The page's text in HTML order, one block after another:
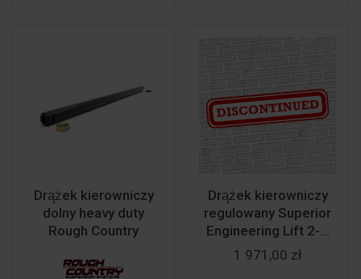
Drążek kierowniczy
dolny heavy duty
Rough Country
Drążek kierowniczy
regulowany Superior
Engineering Lift 2-...
1 971,00 zł